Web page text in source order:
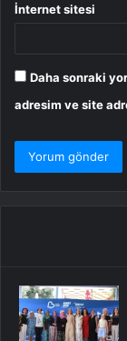
İnternet sitesi
Daha sonraki
adresim ve site